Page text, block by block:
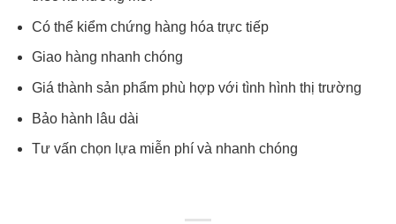
Có thể kiểm chứng hàng hóa trực tiếp
Giao hàng nhanh chóng
Giá thành sản phẩm phù hợp với tình hình thị trường
Bảo hành lâu dài
Tư vấn chọn lựa miễn phí và nhanh chóng